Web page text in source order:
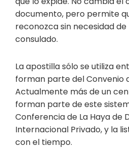
documento, pero permite
reconozca sin necesidad
consulado.
La apostilla sólo se utiliza
forman parte del Convenio
Actualmente más de un
forman parte de este
Conferencia de La Haya de
Internacional Privado, y la
con el tiempo.